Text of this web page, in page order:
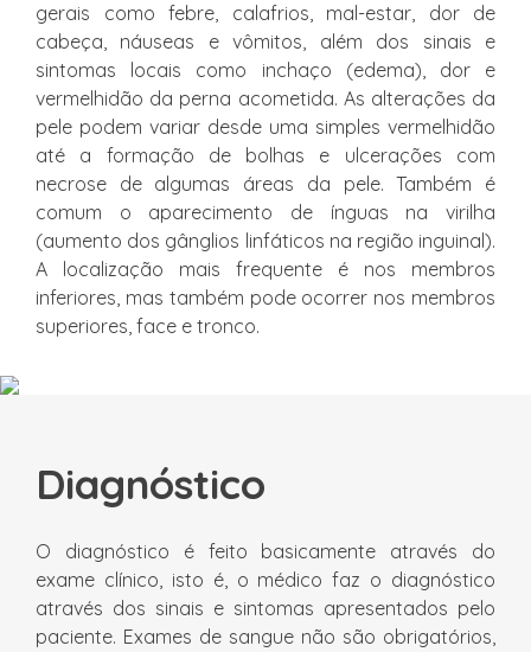
gerais como febre, calafrios, mal-estar, dor de
cabeça, náuseas e vômitos, além dos sinais e
sintomas locais como inchaço (edema), dor e
vermelhidão da perna acometida. As alterações da
pele podem variar desde uma simples vermelhidão
até a formação de bolhas e ulcerações com
necrose de algumas áreas da pele. Também é
comum o aparecimento de ínguas na virilha
(aumento dos gânglios linfáticos na região inguinal).
A localização mais frequente é nos membros
inferiores, mas também pode ocorrer nos membros
superiores, face e tronco.
Diagnóstico
O diagnóstico é feito basicamente através do
exame clínico, isto é, o médico faz o diagnóstico
através dos sinais e sintomas apresentados pelo
paciente. Exames de sangue não são obrigatórios,